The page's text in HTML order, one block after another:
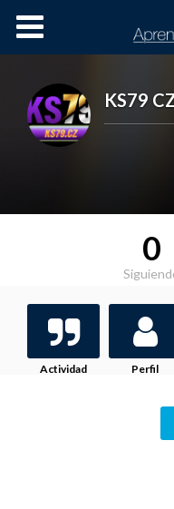
Cursos OnLine
KS79
0
Actividad Perfil